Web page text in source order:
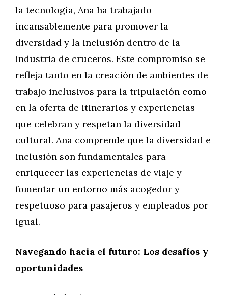
la tecnología, Ana ha trabajado
incansablemente para promover la
diversidad y la inclusión dentro de la
industria de cruceros. Este compromiso se
refleja tanto en la creación de ambientes de
trabajo inclusivos para la tripulación como
en la oferta de itinerarios y experiencias
que celebran y respetan la diversidad
cultural. Ana comprende que la diversidad e
inclusión son fundamentales para
enriquecer las experiencias de viaje y
fomentar un entorno más acogedor y
respetuoso para pasajeros y empleados por
igual.
Navegando hacia el futuro: Los desafíos y
oportunidades